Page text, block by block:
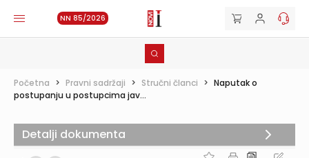
NN 85/2026
Početna > Pravni sadržaji > Stručni članci > Naputak o
postupanju u postupcima jav...
Detalji dokumenta